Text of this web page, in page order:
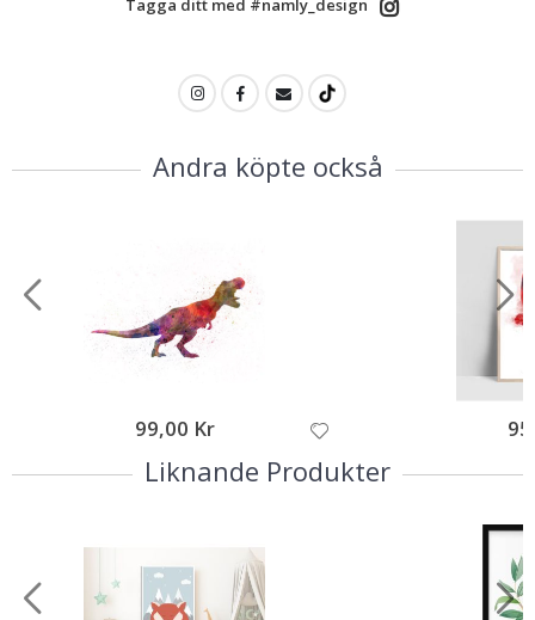
Tagga ditt med #namly_design
Andra köpte också
99,00 Kr
Liknande Produkter